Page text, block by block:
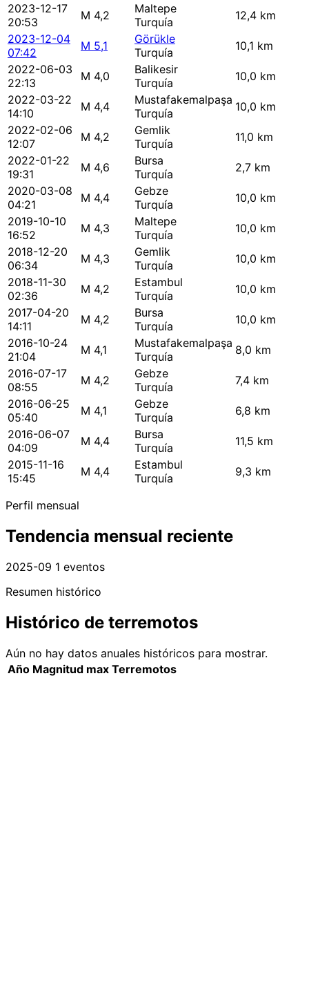
2023-12-17
20:53
M 4,2
Maltepe
Turquía
12,4 km
2023-12-04
07:42
M 5,1
Görükle
Turquía
10,1 km
2022-06-03
22:13
M 4,0
Balikesir
Turquía
10,0 km
2022-03-22
14:10
M 4,4
Mustafakemalpaşa
Turquía
10,0 km
2022-02-06
12:07
M 4,2
Gemlik
Turquía
11,0 km
2022-01-22
19:31
M 4,6
Bursa
Turquía
2,7 km
2020-03-08
04:21
M 4,4
Gebze
Turquía
10,0 km
2019-10-10
16:52
M 4,3
Maltepe
Turquía
10,0 km
2018-12-20
06:34
M 4,3
Gemlik
Turquía
10,0 km
2018-11-30
02:36
M 4,2
Estambul
Turquía
10,0 km
2017-04-20
14:11
M 4,2
Bursa
Turquía
10,0 km
2016-10-24
21:04
M 4,1
Mustafakemalpaşa
Turquía
8,0 km
2016-07-17
08:55
M 4,2
Gebze
Turquía
7,4 km
2016-06-25
05:40
M 4,1
Gebze
Turquía
6,8 km
2016-06-07
04:09
M 4,4
Bursa
Turquía
11,5 km
2015-11-16
15:45
M 4,4
Estambul
Turquía
9,3 km
Perfil mensual
Tendencia mensual reciente
2025-09 1 eventos
Resumen histórico
Histórico de terremotos
Aún no hay datos anuales históricos para mostrar.
Año Magnitud max Terremotos